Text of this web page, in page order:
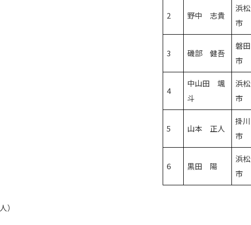
2 野中 志貴
浜松
市
3 磯部 健吾
磐田
市
4
中山田 颯
斗
浜松
市
5 山本 正人
掛川
市
6 黒田 陽
浜松
市
）